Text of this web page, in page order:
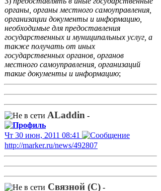
органы, органы местного самоуправления,
организации документы и информацию,
необходимые для предоставления
государственных и муниципальных услуг, а
также получать от иных
государственных органов, органов
местного самоуправления, организаций
такие документы и информацию;
ALaddin -
Чт 30 июн, 2011 08:41
http://marker.ru/news/492807
Связной (С) -